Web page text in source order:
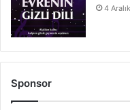
4
Sponsor